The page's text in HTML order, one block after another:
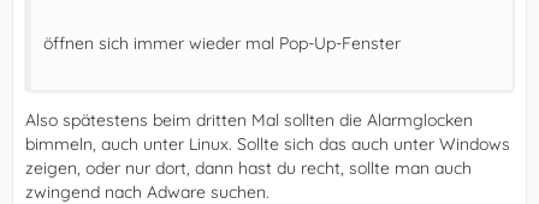
öffnen sich immer wieder mal Pop-Up-Fenster
Also spätestens beim dritten Mal sollten die Alarmglocken
bimmeln, auch unter Linux. Sollte sich das auch unter Windows
zeigen, oder nur dort, dann hast du recht, sollte man auch
zwingend nach Adware suchen.